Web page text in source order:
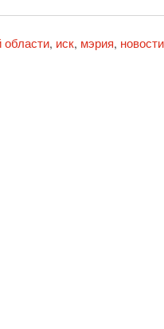
, иск, мэрия, новости